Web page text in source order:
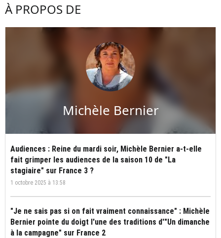
À PROPOS DE
Michèle Bernier
Audiences : Reine du mardi soir, Michèle Bernier a-t-elle
fait grimper les audiences de la saison 10 de "La
stagiaire" sur France 3 ?
1 octobre 2025 à 13:58
"Je ne sais pas si on fait vraiment connaissance" : Michèle
Bernier pointe du doigt l'une des traditions d'"Un dimanche
à la campagne" sur France 2